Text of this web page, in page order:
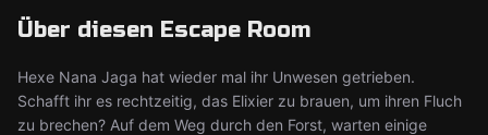
Über diesen Escape Room
Hexe Nana Jaga hat wieder mal ihr Unwesen getrieben.
Schafft ihr es rechtzeitig, das Elixier zu brauen, um ihren Fluch
zu brechen? Auf dem Weg durch den Forst, warten einige